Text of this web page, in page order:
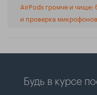
AirPods громче и чище:
и проверка микрофонов
Будь в курсе